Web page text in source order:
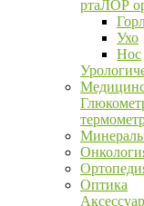
ртаЛОР
Ухо
Нос
Оптика